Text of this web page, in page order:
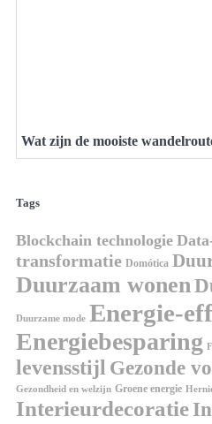
Wat zijn de mooiste
Tags
Blockchain technologie
transformatie Domótica
Duurzaam wonen
Duurzame mode Energie-
Energiebesparing
levensstijl Gezonde
Gezondheid en welzijn Groene energie
Interieurdecoratie